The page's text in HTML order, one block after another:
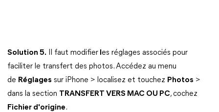
Solution 5. Il faut modifier es réglages associés pour
faciliter le transfert des photos. Accédez au menu
de Réglages sur iPhone > localisez et touchez Photos >
dans la section TRANSFERT VERS MAC OU PC, cochez
Fichier d'origine.